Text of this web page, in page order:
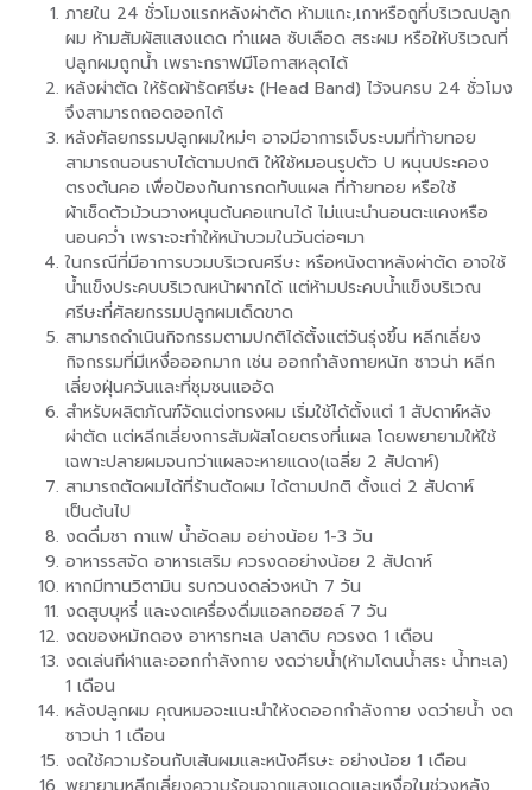
ภายใน 24 ชั่วโมงแรกหลังผ่าตัด ห้ามแกะ,เกาหรือถูที่บริเวณปลูก
ผม ห้ามสัมผัสแสงแดด ทำแผล ซับเลือด สระผม หรือให้บริเวณที่
ปลูกผมถูกน้ำ เพราะกราฟมีโอกาสหลุดได้
หลังผ่าตัด ให้รัดผ้ารัดศรีษะ (Head Band) ไว้จนครบ 24 ชั่วโมง
จึงสามารถถอดออกได้
หลังศัลยกรรมปลูกผมใหม่ๆ อาจมีอาการเจ็บระบมที่ท้ายทอย
สามารถนอนราบได้ตามปกติ ให้ใช้หมอนรูปตัว U หนุนประคอง
ตรงต้นคอ เพื่อป้องกันการกดทับแผล ที่ท้ายทอย หรือใช้
ผ้าเช็ดตัวม้วนวางหนุนต้นคอแทนได้ ไม่แนะนำนอนตะแคงหรือ
นอนคว่ำ เพราะจะทำให้หน้าบวมในวันต่อๆมา
ในกรณีที่มีอาการบวมบริเวณศรีษะ หรือหนังตาหลังผ่าตัด อาจใช้
น้ำแข็งประคบบริเวณหน้าผากได้ แต่ห้ามประคบน้ำแข็งบริเวณ
ศรีษะที่ศัลยกรรมปลูกผมเด็ดขาด
สามารถดำเนินกิจกรรมตามปกติได้ตั้งแต่วันรุ่งขึ้น หลีกเลี่ยง
กิจกรรมที่มีเหงื่อออกมาก เช่น ออกกำลังกายหนัก ซาวน่า หลีก
เลี่ยงฝุ่นควันและที่ชุมชนแออัด
สำหรับผลิตภัณฑ์จัดแต่งทรงผม เริ่มใช้ได้ตั้งแต่ 1 สัปดาห์หลัง
ผ่าตัด แต่หลีกเลี่ยงการสัมผัสโดยตรงที่แผล โดยพยายามให้ใช้
เฉพาะปลายผมจนกว่าแผลจะหายแดง(เฉลี่ย 2 สัปดาห์)
สามารถตัดผมได้ที่ร้านตัดผม ได้ตามปกติ ตั้งแต่ 2 สัปดาห์
เป็นต้นไป
งดดื่มชา กาแฟ น้ำอัดลม อย่างน้อย 1-3 วัน
อาหารรสจัด อาหารเสริม ควรงดอย่างน้อย 2 สัปดาห์
หากมีทานวิตามิน รบกวนงดล่วงหน้า 7 วัน
งดสูบบุหรี่ และงดเครื่องดื่มแอลกอฮอล์ 7 วัน
งดของหมักดอง อาหารทะเล ปลาดิบ ควรงด 1 เดือน
งดเล่นกีฬาและออกกำลังกาย งดว่ายน้ำ(ห้ามโดนน้ำสระ น้ำทะเล)
1 เดือน
หลังปลูกผม คุณหมอจะแนะนำให้งดออกกำลังกาย งดว่ายน้ำ งด
ซาวน่า 1 เดือน
งดใช้ความร้อนกับเส้นผมและหนังศีรษะ อย่างน้อย 1 เดือน